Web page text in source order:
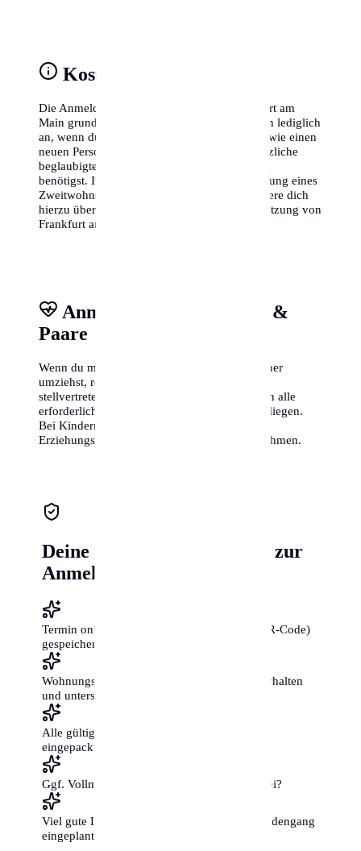
Kosten & Gebühren
Die Anmeldung des Wohnsitzes ist in Frankfurt am
Main grundsätzlich kostenlos. Gebühren fallen lediglich
an, wenn du gleichzeitig andere Dokumente (wie einen
neuen Personalausweis) beantragst oder zusätzliche
beglaubigte Abschriften der Meldebestätigung
benötigst. In einigen Fällen kann für die Meldung eines
Zweitwohnsitzes eine Steuer anfallen, informiere dich
hierzu über die lokale Zweitwohnsitzsteuer-Satzung von
Frankfurt am Main.
Anmeldung für Familien &
Paare
Wenn du mit deiner Familie oder deinem Partner
umziehst, reicht es oft aus, wenn eine Person
stellvertretend für alle im Amt erscheint, sofern alle
erforderlichen Ausweise und Vollmachten vorliegen.
Bei Kindern unter 16 Jahren müssen die
Erziehungsberechtigten die Anmeldung vornehmen.
Deine ultimative Checkliste zur
Anmeldung
Termin online vereinbart und Bestätigung (QR-Code)
gespeichert?
Wohnungsgeberbestätigung vom Vermieter erhalten
und unterschrieben?
Alle gültigen Ausweisdokumente im Original
eingepackt?
Ggf. Vollmachten für Familienmitglieder dabei?
Viel gute Laune und etwas Zeit für den Behördengang
eingeplant?